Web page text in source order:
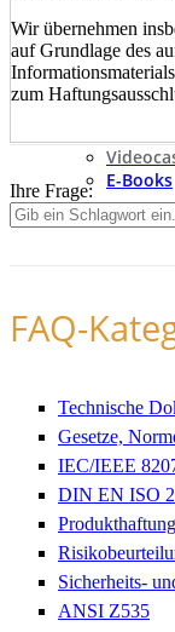
E-Books
Wir übernehmen
auf Grundlage des
zum
Ihre Frage:
FAQ-
Technische
Gesetze,
IEC/IEEE
DIN EN ISO
Produkthaftung
Sicherheits-
ANSI Z535